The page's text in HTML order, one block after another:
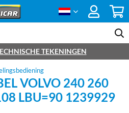
TEKENINGEN
VOLVO 240 260
LBU=90 1239929